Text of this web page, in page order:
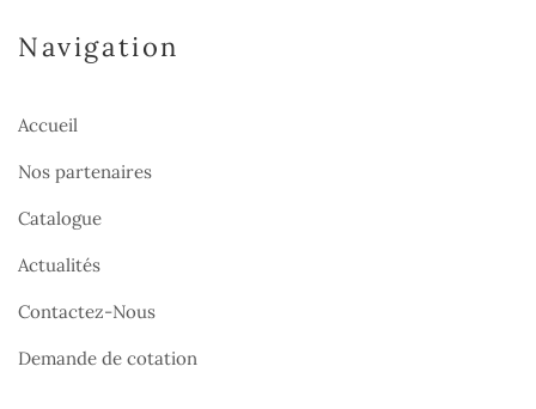
Navigation
Accueil
Nos partenaires
Catalogue
Actualités
Contactez-Nous
Demande de cotation